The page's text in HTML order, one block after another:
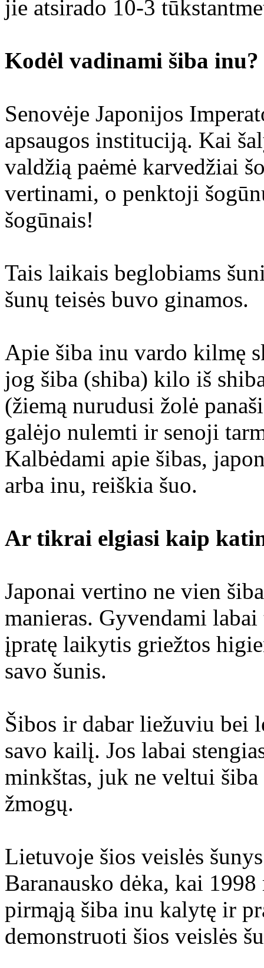
jie atsirado 10-3
Kodėl vadinami šiba inu?
Senovėje Japonijos
apsaugos instituciją. Kai
valdžią paėmė karvedžiai
vertinami, o penktoji
šogūnais!
Tais laikais beglobiams
šunų teisės buvo ginamos.
Apie šiba inu vardo kilmę
jog šiba (shiba) kilo iš
(žiemą nurudusi žolė
galėjo nulemti ir senoji
Kalbėdami apie šibas,
arba inu, reiškia šuo.
Ar tikrai elgiasi kaip
Japonai vertino ne vien
manieras. Gyvendami
įpratę laikytis griežtos
savo šunis.
Šibos ir dabar liežuviu bei
savo kailį. Jos labai
minkštas, juk ne veltui
žmogų.
Lietuvoje šios veislės
Baranausko dėka, kai
pirmąją šiba inu kalytę ir
demonstruoti šios veislės